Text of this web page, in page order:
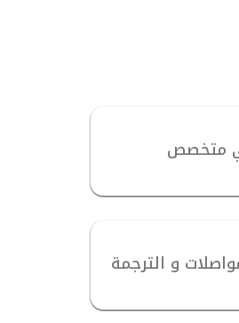
متخصص
و الترجمة